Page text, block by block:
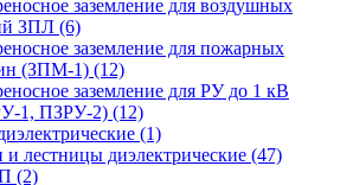
заземление для воздушных
ЗПЛ (6)
заземление для пожарных
(ЗПМ-1) (12)
заземление для РУ до 1 кВ
1, ПЗРУ-2) (12)
(1)
и лестницы диэлектрические (47)
(2)